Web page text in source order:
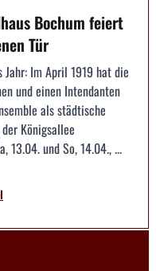
Bochum feiert
Tür
Jahr: Im April 1919 hat die
und einen Intendanten
als städtische
Königsallee
13.04. und So, 14.04., ...